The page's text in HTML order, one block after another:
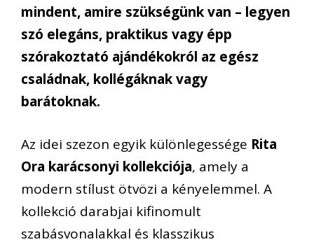
mindent, amire szükségünk van – legyen
szó elegáns, praktikus vagy épp
szórakoztató ajándékokról az egész
családnak, kollégáknak vagy
barátoknak.
Az idei szezon egyik különlegessége Rita
Ora karácsonyi kollekciója, amely a
modern stílust ötvözi a kényelemmel. A
kollekció darabjai kifinomult
szabásvonalakkal és klasszikus